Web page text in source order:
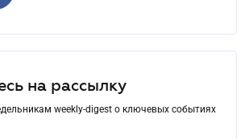
на рассылку
weekly-digest о ключевых событиях